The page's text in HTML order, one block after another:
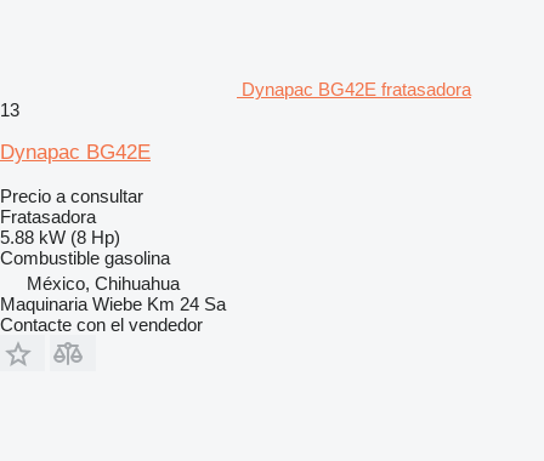
Dynapac BG42E fratasadora
13
Dynapac BG42E
Precio a consultar
Fratasadora
5.88 kW (8 Hp)
Combustible gasolina
México, Chihuahua
Maquinaria Wiebe Km 24 Sa
Contacte con el vendedor